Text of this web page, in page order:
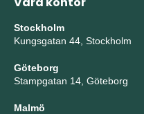
Stockholm
Kungsgatan 44, Stockholm
Göteborg
Stampgatan 14, Göteborg
Malmö